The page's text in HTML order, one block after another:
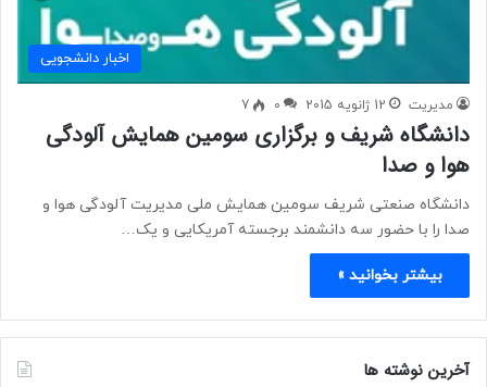
اخبار دانشجویی
مدیریت 12 ژانویه 2015 0
7
دانشگاه شریف و برگزاری سومین همایش آلودگی
هوا و صدا
دانشگاه صنعتی شریف سومین همایش ملی مدیریت آلودگی هوا و
صدا را با حضور سه دانشمند برجسته آمریکایی و یک…
بیشتر بخوانید »
آخرین نوشته ها